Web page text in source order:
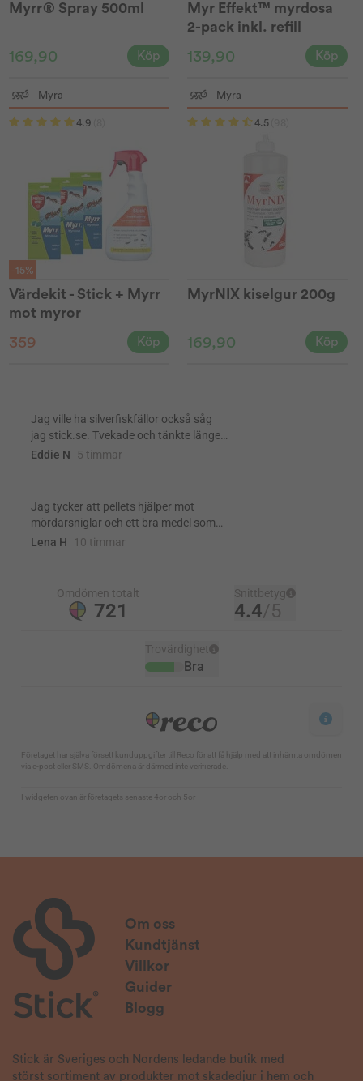
Myrr® Spray 500ml
169,90 Köp
Myr Effekt™ myrdosa
2-pack inkl. refill
139,90 Köp
Myra
4.9
-15%
Värdekit - Stick + Myrr
mot myror
359 Köp
Myra
4.5
MyrNIX kiselgur 200g
169,90 Köp
Om oss
Kundtjänst
Villkor
Guider
Blogg
Stick är Sveriges och Nordens ledande butik med
störst sortiment av produkter mot skadedjur i hem och